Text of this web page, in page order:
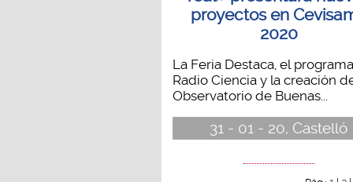
proyectos en
2020
La Feria Destaca, el programa
Radio Ciencia y la creación
Observatorio de Buenas...
31 - 01 - 20, Castelló